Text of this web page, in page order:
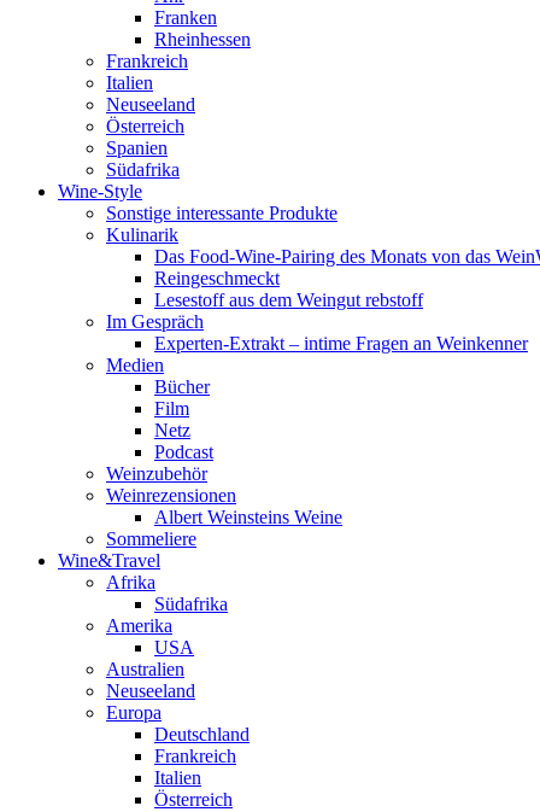
Franken
Rheinhessen
Frankreich
Italien
Neuseeland
Österreich
Spanien
Südafrika
Wine-Style
Sonstige interessante Produkte
Kulinarik
Das Food-Wine-Pairing des Monats von das
Reingeschmeckt
Lesestoff aus dem Weingut rebstoff
Im Gespräch
Experten-Extrakt – intime Fragen an Weinkenner
Medien
Bücher
Film
Netz
Podcast
Weinzubehör
Weinrezensionen
Albert Weinsteins Weine
Sommeliere
Wine&Travel
Afrika
Südafrika
Amerika
USA
Australien
Neuseeland
Europa
Deutschland
Frankreich
Italien
Österreich